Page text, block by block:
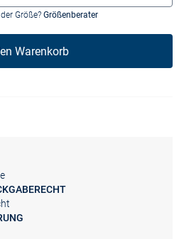
Größe? Größenberater
Warenkorb